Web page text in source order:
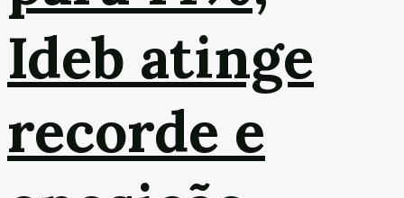
Ideb atinge
recorde e